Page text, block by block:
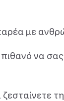
με
πιθανό να